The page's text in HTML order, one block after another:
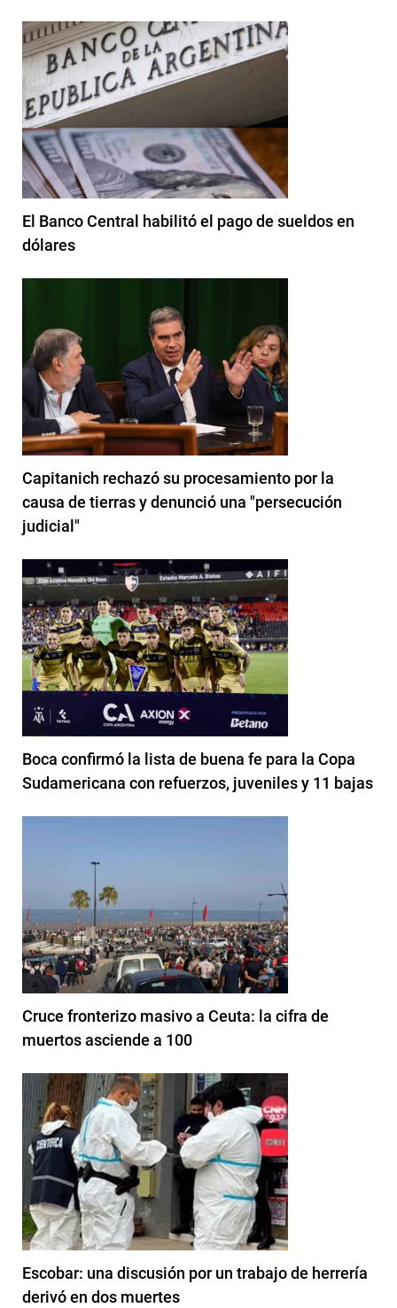
El Banco Central habilitó el pago de sueldos en
dólares
Capitanich rechazó su procesamiento por la
causa de tierras y denunció una "persecución
judicial"
Boca confirmó la lista de buena fe para la Copa
Sudamericana con refuerzos, juveniles y 11 bajas
Cruce fronterizo masivo a Ceuta: la cifra de
muertos asciende a 100
Escobar: una discusión por un trabajo de herrería
derivó en dos muertes